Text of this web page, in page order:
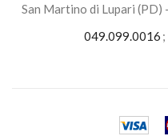
San Martino di Lupari
049.099.0016